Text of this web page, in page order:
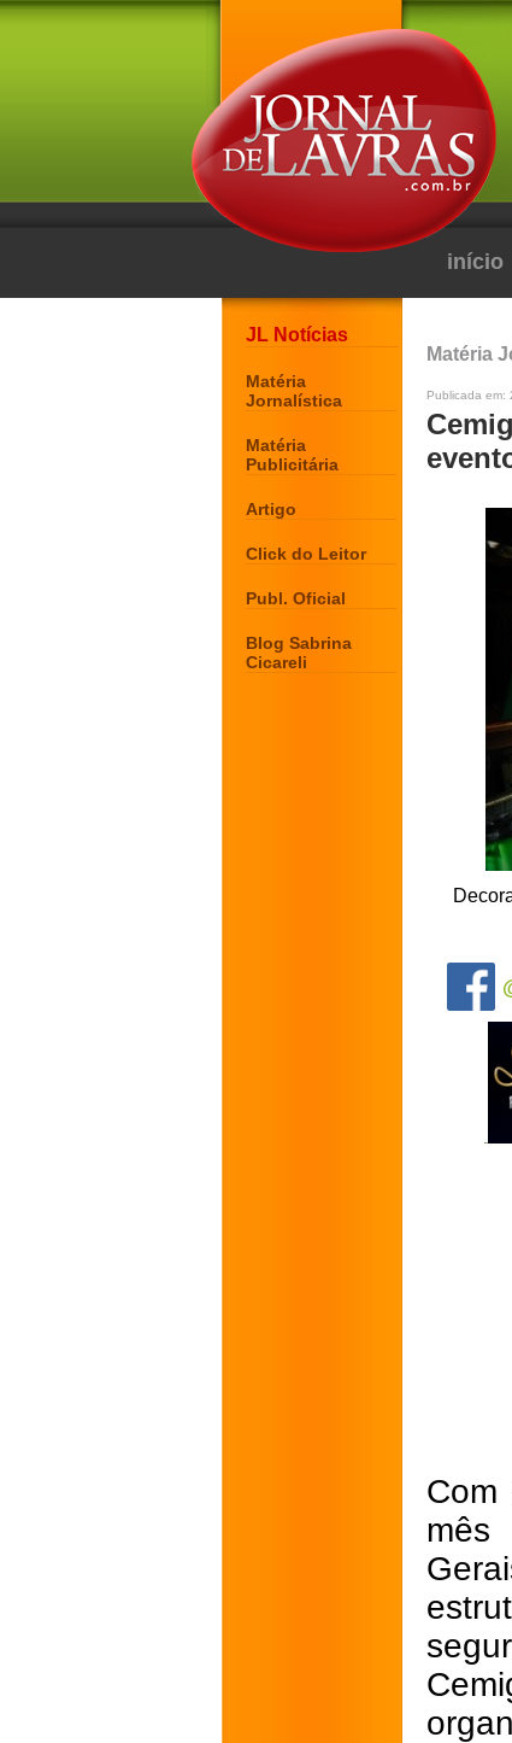
início
JL Notícias
Matéria
Jornalística
Matéria
Publicitária
Artigo
Click do Leitor
Publ. Oficial
Blog Sabrina
Cicareli
Matéria
Publicada em:
mês